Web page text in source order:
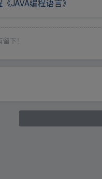
JAVA编程语言》
下！